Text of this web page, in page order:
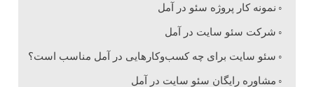
نمونه کار پروژه سئو در آمل
شرکت سئو سایت در آمل
سئو سایت برای چه کسب‌وکارهایی در آمل مناسب است؟
مشاوره رایگان سئو سایت در آمل